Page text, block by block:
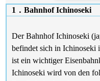
1．Bahnhof Ichinoseki
Der Bahnhof Ichinoseki
befindet sich in Ichinoseki
ist ein wichtiger
Ichinoseki wird von den